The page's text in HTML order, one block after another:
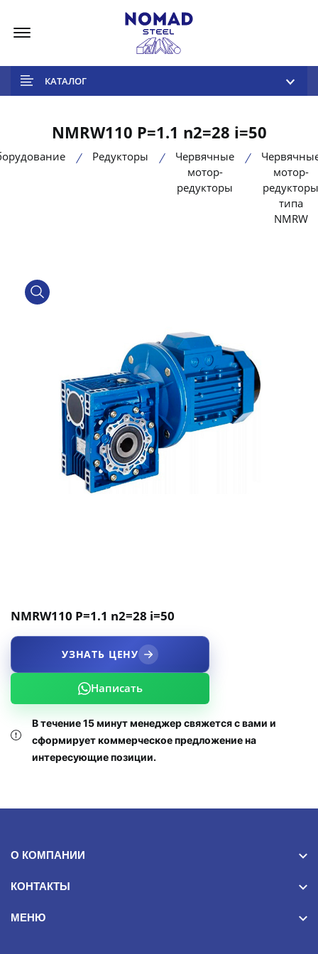
КАТАЛОГ
NMRW110 P=1.1 n2=28 i=50
Редукторы
Червячные
мотор-
редукторы
мотор-
редукторы
типа
NMRW
product view
NMRW110 P=1.1 n2=28 i=50
УЗНАТЬ ЦЕНУ
Написать
В течение 15 минут менеджер свяжется с вами и
сформирует коммерческое предложение на
интересующие позиции.
О КОМПАНИИ
КОНТАКТЫ
МЕНЮ